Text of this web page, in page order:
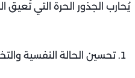
يُحارب الجذور الحرة التي تُعيق
تحسين الحالة النفسية